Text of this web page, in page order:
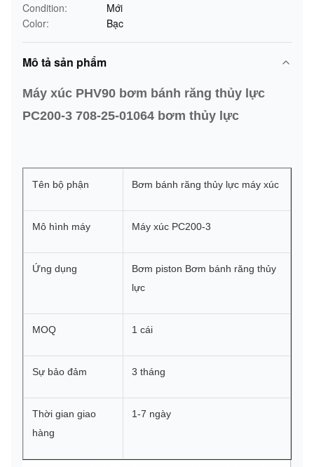
Condition:
Mới
Color:
Bạc
Mô tả sản phẩm
Máy xúc PHV90 bơm bánh răng thủy lực
PC200-3 708-25-01064 bơm thủy lực
Tên bộ phận Bơm bánh răng thủy lực máy xúc
Mô hình máy Máy xúc PC200-3
Ứng dụng
Bơm piston Bơm bánh răng thủy
lực
MOQ 1 cái
Sự bảo đảm 3 tháng
Thời gian giao
hàng
1-7 ngày